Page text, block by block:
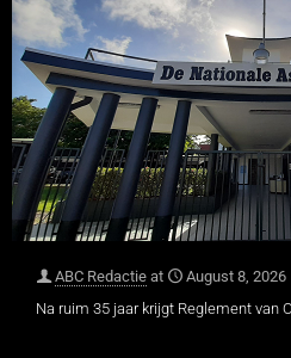
ABC Redactie at
August 8, 2026
Na ruim 35 jaar krijgt Reglement van